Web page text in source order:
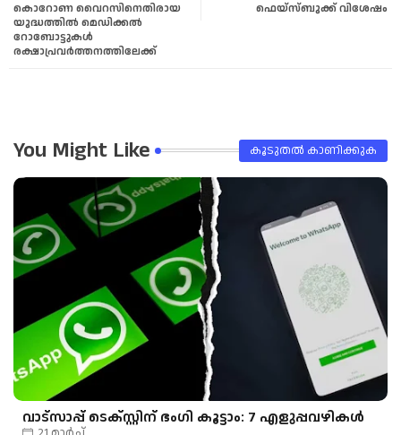
tter ഫെയ്സ്ബുക്ക് വിശേഷം
കൊറോണ വൈറസിനെതിരായ
യുദ്ധത്തിൽ മെഡിക്കൽ
റോബോട്ടുകൾ
രക്ഷാപ്രവർത്തനത്തിലേക്ക്
You Might Like കൂടുതൽ‍ കാണിക്കുക
വാട്‌സാപ്പ് ടെക്സ്റ്റിന് ഭംഗി കൂട്ടാം: 7 എളുപ്പവഴികൾ